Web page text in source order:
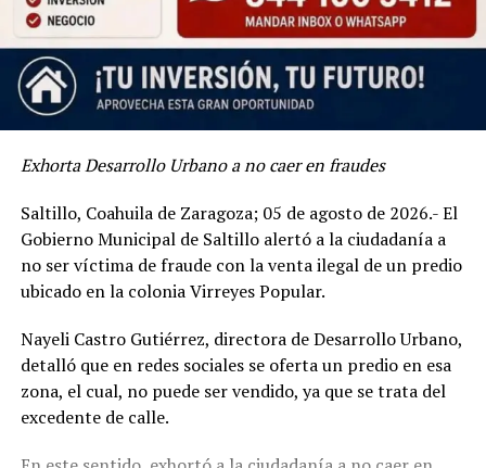
Asimismo, cuadrillas municipales realizaron intensos
trabajos de deshierbe, limpieza general y mantenimiento
de las áreas verdes de la plaza pública del
fraccionamiento Valle Real, ubicada entre las calles
Costa Real y Cerro Real, para ofrecer un entorno más
160-08-08, del asistente virtual “Saltillo Fácil”, con el
que se puede reportar cualquier servicio público
municipal para su inmediata atención.
Exhorta Desarrollo Urbano a no caer en fraudes
Saltillo, Coahuila de Zaragoza; 05 de agosto de 2026.- El
Gobierno Municipal de Saltillo alertó a la ciudadanía a
no ser víctima de fraude con la venta ilegal de un predio
ubicado en la colonia Virreyes Popular.
Nayeli Castro Gutiérrez, directora de Desarrollo Urbano,
detalló que en redes sociales se oferta un predio en esa
zona, el cual, no puede ser vendido, ya que se trata del
excedente de calle.